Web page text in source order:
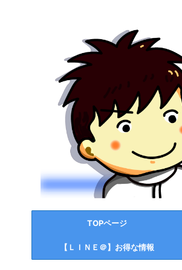
TOPページ
【ＬＩＮＥ＠】お得な情報